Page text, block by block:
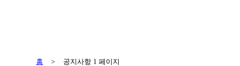
홈 > 공지사항 1 페이지